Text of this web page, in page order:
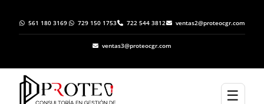
561 180 3169 729 150 1753 722 544 3812 ventas2@proteocgr.com
ventas3@proteocgr.com
☰